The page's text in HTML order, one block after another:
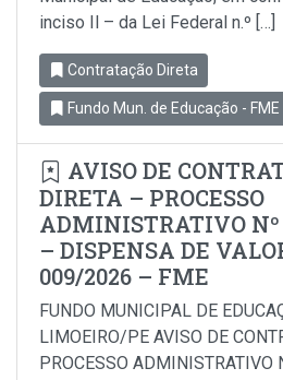
inciso Il – da Lei Federal n.º […]
Contratação Direta
Fundo Mun. de Educação - FME
AVISO DE
DIRETA – PROCESSO
ADMINISTRATIVO Nº
– DISPENSA DE
009/2026 – FME
FUNDO MUNICIPAL DE
LIMOEIRO/PE AVISO DE
PROCESSO